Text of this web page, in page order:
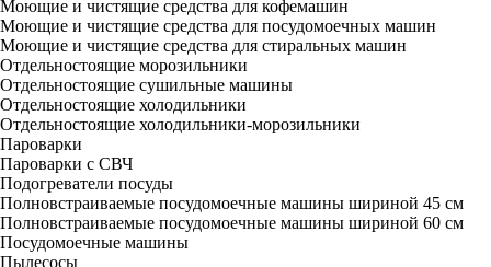
Моющие и чистящие средства для кофемашин
Моющие и чистящие средства для посудомоечных машин
Моющие и чистящие средства для стиральных машин
Отдельностоящие морозильники
Отдельностоящие сушильные машины
Отдельностоящие холодильники
Отдельностоящие холодильники-морозильники
Пароварки
Пароварки с СВЧ
Подогреватели посуды
Полновстраиваемые посудомоечные машины шириной 45 см
Полновстраиваемые посудомоечные машины шириной 60 см
Посудомоечные машины
Пылесосы